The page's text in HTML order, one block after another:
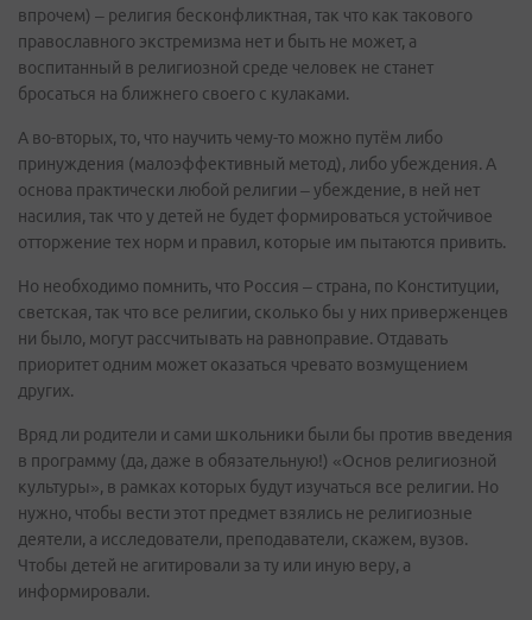
впрочем) – религия бесконфликтная, так что как такового
православного экстремизма нет и быть не может, а
воспитанный в религиозной среде человек не станет
бросаться на ближнего своего с кулаками.
А во-вторых, то, что научить чему-то можно путём либо
принуждения (малоэффективный метод), либо убеждения. А
основа практически любой религии – убеждение, в ней нет
насилия, так что у детей не будет формироваться устойчивое
отторжение тех норм и правил, которые им пытаются привить.
Но необходимо помнить, что Россия – страна, по Конституции,
светская, так что все религии, сколько бы у них приверженцев
ни было, могут рассчитывать на равноправие. Отдавать
приоритет одним может оказаться чревато возмущением
других.
Вряд ли родители и сами школьники были бы против введения
в программу (да, даже в обязательную!) «Основ религиозной
культуры», в рамках которых будут изучаться все религии. Но
нужно, чтобы вести этот предмет взялись не религиозные
деятели, а исследователи, преподаватели, скажем, вузов.
Чтобы детей не агитировали за ту или иную веру, а
информировали.